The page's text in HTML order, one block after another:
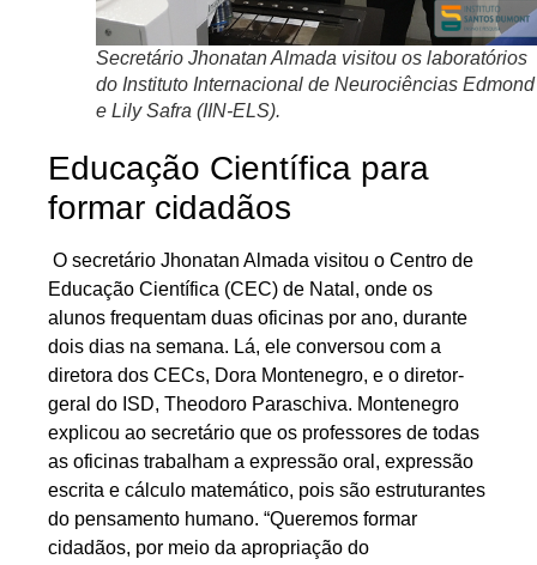
Secretário Jhonatan Almada visitou os laboratórios
do Instituto Internacional de Neurociências Edmond
e Lily Safra (IIN-ELS).
Educação Científica para
formar cidadãos
O secretário Jhonatan Almada visitou o Centro de
Educação Científica (CEC) de Natal, onde os
alunos frequentam duas oficinas por ano, durante
dois dias na semana. Lá, ele conversou com a
diretora dos CECs, Dora Montenegro, e o diretor-
geral do ISD, Theodoro Paraschiva. Montenegro
explicou ao secretário que os professores de todas
as oficinas trabalham a expressão oral, expressão
escrita e cálculo matemático, pois são estruturantes
do pensamento humano. “Queremos formar
cidadãos, por meio da apropriação do